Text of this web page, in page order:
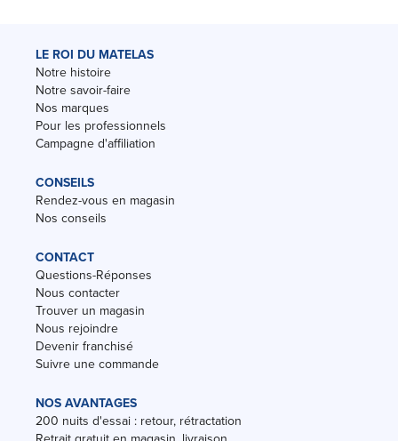
LE ROI DU MATELAS
Notre histoire
Notre savoir-faire
Nos marques
Pour les professionnels
Campagne d'affiliation
CONSEILS
Rendez-vous en magasin
Nos conseils
CONTACT
Questions-Réponses
Nous contacter
Trouver un magasin
Nous rejoindre
Devenir franchisé
Suivre une commande
NOS AVANTAGES
200 nuits d'essai : retour, rétractation